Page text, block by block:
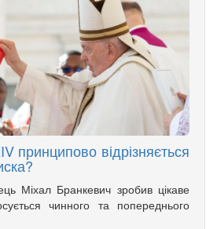
принципово відрізняється
Міхал Бранкевич зробив цікаве
чинного та попереднього